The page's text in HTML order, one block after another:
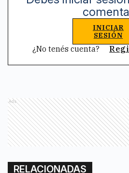
INICIAR
SESIÓN
¿No tenés cuenta?
Ads
RELACIONADAS